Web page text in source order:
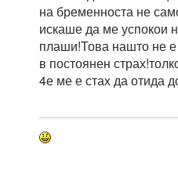
на бременноста не
искаше да ме успокои
плаши!Това нашто не
в постоянен
4е ме е стах да отида